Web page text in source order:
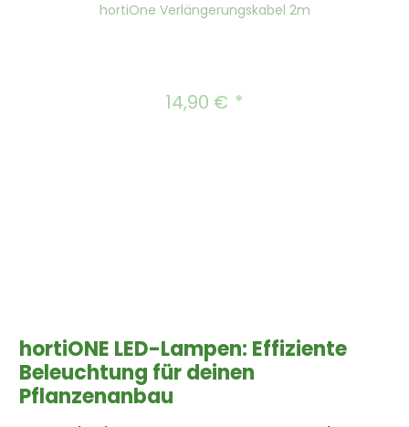
hortiOne Verlängerungskabel 2m
Regulärer Preis:
14,90 €
hortiONE LED-Lampen: Effiziente
Beleuchtung für deinen
Pflanzenanbau